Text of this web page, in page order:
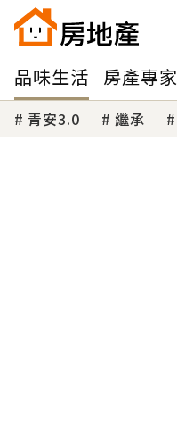
品味生活 房產專家
青安3.0 繼承